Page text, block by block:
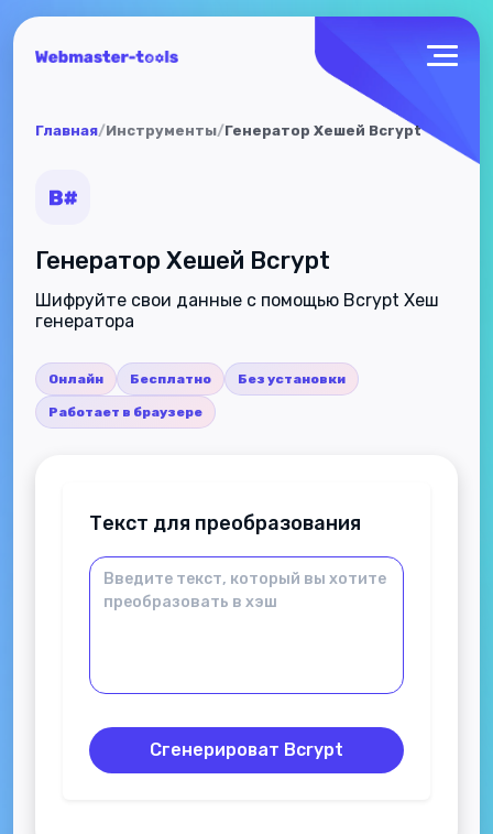
Главная/Инструменты/Генератор Хешей Bcrypt
Генератор Хешей Bcrypt
Шифруйте свои данные с помощью Bcrypt Хеш
генератора
Онлайн Бесплатно Без установки
Работает в браузере
Текст для преобразования
Сгенерироват Bcrypt